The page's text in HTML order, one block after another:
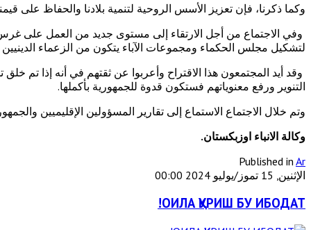
وكما ذكرنا، فإن تعزيز الأسس الروحية لتنمية بلادنا والحفاظ على
وفي الاجتماع من أجل الارتقاء إلى مستوى جديد من العمل على
لتشكيل مجلس الحكماء ومجموعات الآباء يتكون من الزعماء
وقد أيد المجتمعون هذا الاقتراح وأعربوا عن ثقتهم في أنه إذا تم
التنوير ورفع معنوياتهم فستكون قدوة للجمهورية بأكملها.
وتم خلال الاجتماع الاستماع إلى تقارير المسؤولين الإقليميين
وكالة الانباء اوزبكستان.
Published in Ar
الإثنين, 15 تموز/يوليو 2024 00:00
ОИЛА ҚУРИШ БУ ИБОДАТ!